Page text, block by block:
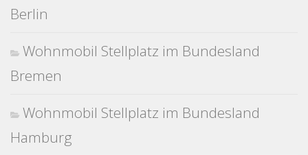
Berlin
Wohnmobil Stellplatz im Bundesland
Bremen
Wohnmobil Stellplatz im Bundesland
Hamburg